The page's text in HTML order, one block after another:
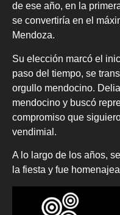
de ese año, en la
se convertiría en el
Mendoza.
Su elección marcó el
paso del tiempo, se
orgullo mendocino.
mendocino y buscó
compromiso que
vendimial.
A lo largo de los años,
la fiesta y fue